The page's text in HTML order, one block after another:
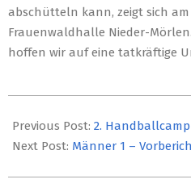
abschütteln kann, zeigt sich
Frauenwaldhalle Nieder-
hoffen wir auf eine tatkräftige
10-
24
Previous Post: 2. Handballcamp
Next Post: Männer 1 –